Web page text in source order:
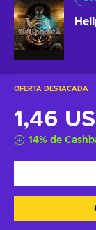
OFERTA DESTACADA
1,46
14% de